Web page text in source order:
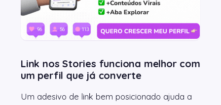
Link nos Stories funciona melhor com
um perfil que já converte
Um adesivo de link bem posicionado ajuda a